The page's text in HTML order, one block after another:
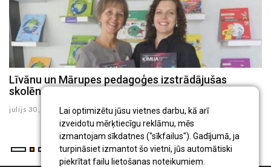
Lai optimizētu jūsu vietnes darbu, kā arī
izveidotu mērķtiecīgu reklāmu, mēs
izmantojam sīkdatnes ("sīkfailus"). Gadījumā, ja
turpināsiet izmantot šo vietni, jūs automātiski
piekrītat failu lietošanas noteikumiem.
Līvānu un Mārupes pedagoģes izstrādājušas
skolēna rokasgrāmatu "Ķīmija 8.klasei"
julijs 30 , 2026